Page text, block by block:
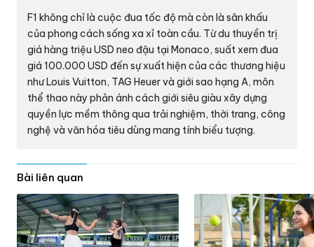
F1 không chỉ là cuộc đua tốc độ mà còn là sân khấu
của phong cách sống xa xỉ toàn cầu. Từ du thuyền trị
giá hàng triệu USD neo đậu tại Monaco, suất xem đua
giá 100.000 USD đến sự xuất hiện của các thương hiệu
như Louis Vuitton, TAG Heuer và giới sao hạng A, môn
thể thao này phản ánh cách giới siêu giàu xây dựng
quyền lực mềm thông qua trải nghiệm, thời trang, công
nghệ và văn hóa tiêu dùng mang tính biểu tượng.
Bài liên quan